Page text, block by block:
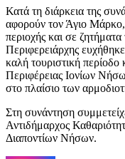
Κατά τη διάρκεια της
αφορούν τον Άγιο Μάρκο,
περιοχής και σε
Περιφερειάρχης
καλή τουριστική περίοδο
Περιφέρειας Ιονίων
στο πλαίσιο των
Στη συνάντηση
Αντιδήμαρχος
Διαποντίων Νήσων.